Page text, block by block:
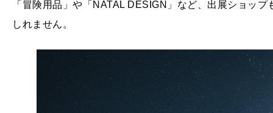
「冒険用品」や「NATAL DESIGN」など、出展ショッ
しれません。